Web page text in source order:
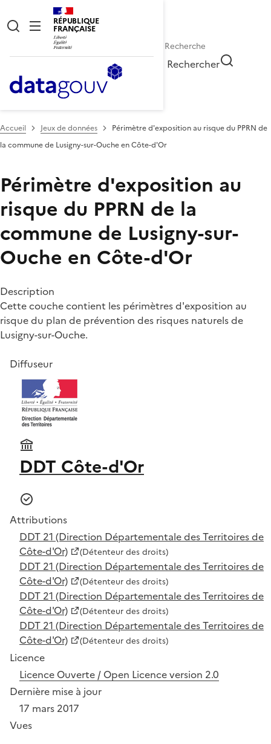
RÉPUBLIQUE
FRANÇAISE
Rechercher
Accueil Jeux de données
Périmètre d'exposition au risque du PPRN de
la commune de Lusigny-sur-Ouche en Côte-d'Or
Périmètre d'exposition au
risque du PPRN de la
commune de Lusigny-sur-
Ouche en Côte-d'Or
Description
Cette couche contient les périmètres d'exposition au
risque du plan de prévention des risques naturels de
Lusigny-sur-Ouche.
Diffuseur
DDT Côte-d'Or
Attributions
DDT 21 (Direction Départementale des Territoires de
Côte-d'Or)
(Détenteur des droits)
DDT 21 (Direction Départementale des Territoires de
Côte-d'Or)
(Détenteur des droits)
DDT 21 (Direction Départementale des Territoires de
Côte-d'Or)
(Détenteur des droits)
DDT 21 (Direction Départementale des Territoires de
Côte-d'Or)
(Détenteur des droits)
Licence
Licence Ouverte / Open Licence version 2.0
Dernière mise à jour
17 mars 2017
Vues